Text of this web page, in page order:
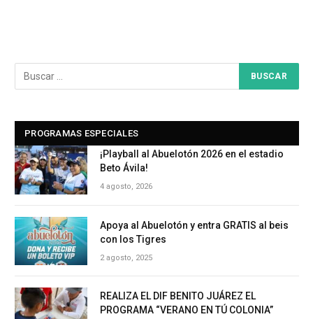
PROGRAMAS ESPECIALES
¡Playball al Abuelotón 2026 en el estadio
Beto Ávila!
4 agosto, 2026
Apoya al Abuelotón y entra GRATIS al beis
con los Tigres
2 agosto, 2025
REALIZA EL DIF BENITO JUÁREZ EL
PROGRAMA “VERANO EN TÚ COLONIA”